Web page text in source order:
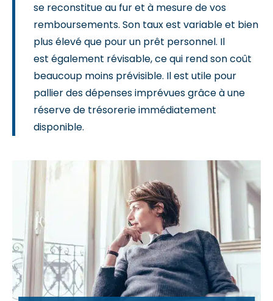
se reconstitue au fur et à mesure de vos
remboursements. Son taux est variable et bien
plus élevé que pour un prêt personnel. Il
est également révisable, ce qui rend son coût
beaucoup moins prévisible. Il est utile pour
pallier des dépenses imprévues grâce à une
réserve de trésorerie immédiatement
disponible.